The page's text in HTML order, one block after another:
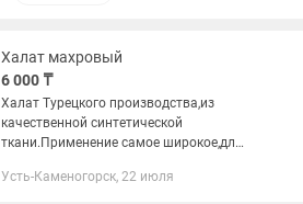
Халат махровый
6 000 ₸
Халат Турецкого производства,из
качественной синтетической
ткани.Применение самое широкое,для
тепла.Очень приятный ,легкий
Усть-Каменогорск, 22 июля